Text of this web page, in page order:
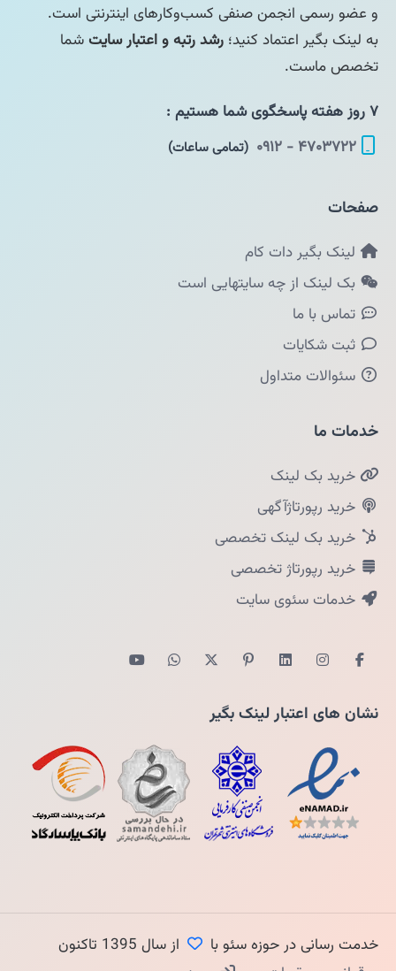
و عضو رسمی انجمن صنفی کسب‌وکارهای اینترنتی است.
به لینک بگیر اعتماد کنید؛ رشد رتبه و اعتبار سایتشما
تخصص ماست.
۷ روز هفته پاسخگوی شما هستیم :
۴۷۰۳۷۲۲ - ۰۹۱۲
(تمامی ساعات)
صفحات
لینک بگیر دات کام
بک لینک از چه سایتهایی است
تماس با ما
ثبت شکایات
سئوالات متداول
خدمات ما
خرید بک لینک
خرید رپورتاژآگهی
خرید بک لینک تخصصی
خرید رپورتاژ تخصصی
خدمات سئوی سایت
نشان های اعتبار لینک بگیر
خدمت رسانی در حوزه سئو با
از سال 1395 تاکنون